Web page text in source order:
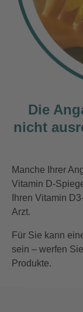
Die
nicht
Manche Ihrer
Vitamin D-
Ihren Vitamin
Arzt.
Für Sie kann
sein – werfen Sie
Produkte.